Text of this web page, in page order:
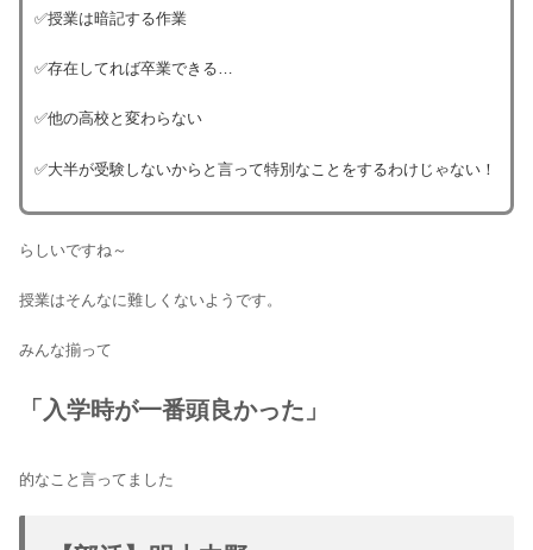
✅授業は暗記する作業
✅存在してれば卒業できる…
✅他の高校と変わらない
✅大半が受験しないからと言って特別なことをするわけじゃない！
らしいですね～
授業はそんなに難しくないようです。
みんな揃って
「入学時が一番頭良かった」
的なこと言ってました